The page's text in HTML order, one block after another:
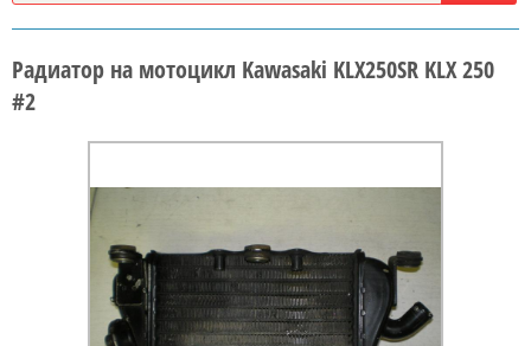
Радиатор на мотоцикл Kawasaki KLX250SR KLX 250
#2